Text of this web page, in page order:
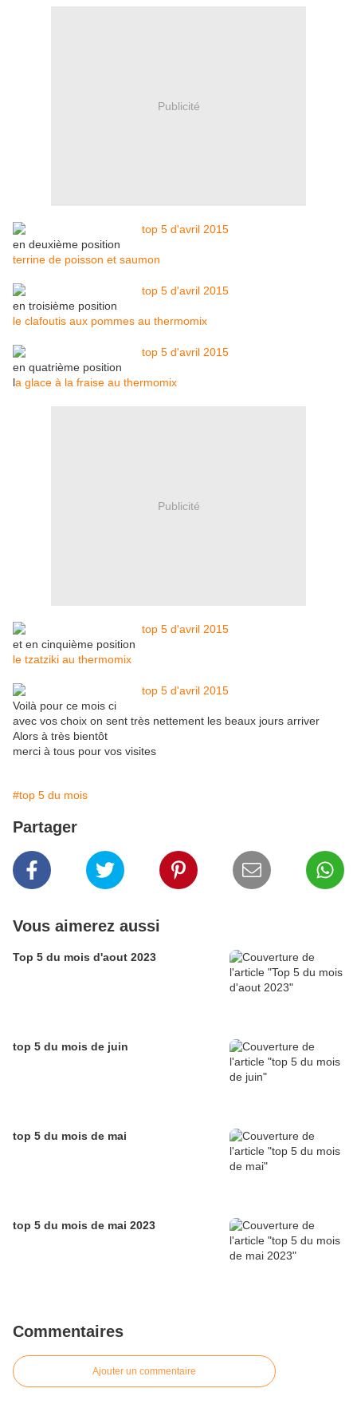
Publicité
en deuxième position
terrine de poisson et saumon
en troisième position
le clafoutis aux pommes au thermomix
en quatrième position
la glace à la fraise au thermomix
Publicité
et en cinquième position
le tzatziki au thermomix
Voilà pour ce mois ci
avec vos choix on sent très nettement les beaux jours arriver
Alors à très bientôt
merci à tous pour vos visites
#top 5 du mois
Partager
Vous aimerez aussi
Top 5 du mois d'aout 2023
top 5 du mois de juin
top 5 du mois de mai
top 5 du mois de mai 2023
Commentaires
Ajouter un commentaire